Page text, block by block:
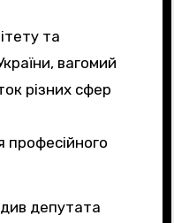
та
вагомий
різних сфер
професійного